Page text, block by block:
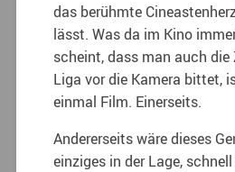
das berühmte
lässt. Was da im Kino
scheint, dass man auch
Liga vor die Kamera bittet,
einmal Film. Einerseits.
Andererseits wäre dieses
einziges in der Lage,